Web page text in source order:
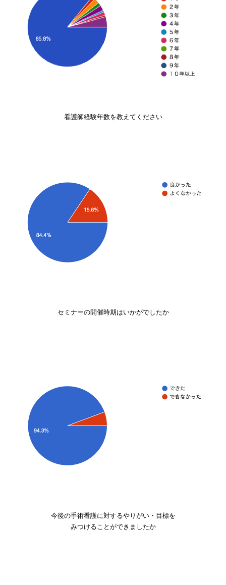
看護師経験年数を教えてください
セミナーの開催時期はいかがでしたか
今後の手術看護に対するやりがい・目標を
みつけることができましたか